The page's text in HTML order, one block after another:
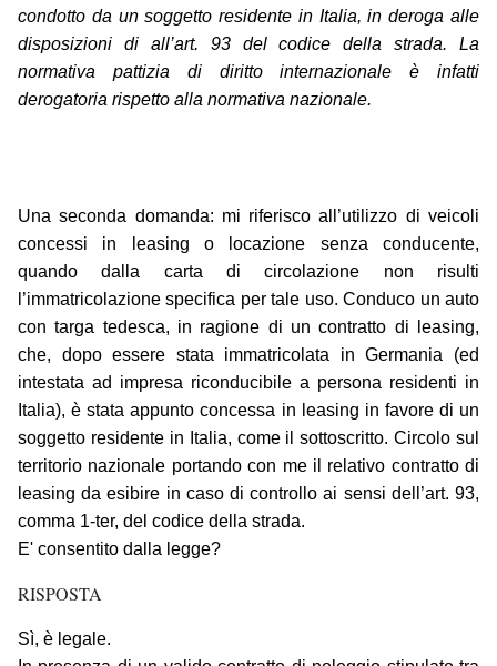
condotto da un soggetto residente in Italia, in deroga alle
disposizioni di all’art. 93 del codice della strada. La
normativa pattizia di diritto internazionale è infatti
derogatoria rispetto alla normativa nazionale.
Una seconda domanda: mi riferisco all’utilizzo di veicoli
concessi in leasing o locazione senza conducente,
quando dalla carta di circolazione non risulti
l’immatricolazione specifica per tale uso. Conduco un auto
con targa tedesca, in ragione di un contratto di leasing,
che, dopo essere stata immatricolata in Germania (ed
intestata ad impresa riconducibile a persona residenti in
Italia), è stata appunto concessa in leasing in favore di un
soggetto residente in Italia, come il sottoscritto. Circolo sul
territorio nazionale portando con me il relativo contratto di
leasing da esibire in caso di controllo ai sensi dell’art. 93,
comma 1-ter, del codice della strada.
E' consentito dalla legge?
RISPOSTA
Sì, è legale.